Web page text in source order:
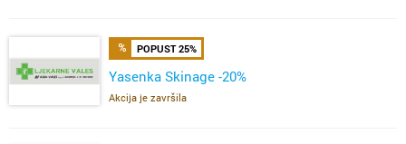
POPUST 25%
Yasenka Skinage -20%
Akcija je završila